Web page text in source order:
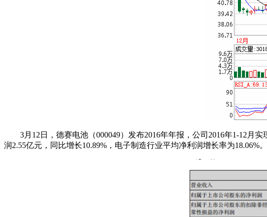
3月12日，德赛电池（000049）发布2016年年报，公司2016年1-12月
润2.55亿元，同比增长10.89%，电子制造行业平均净利润增长率为18.06%。